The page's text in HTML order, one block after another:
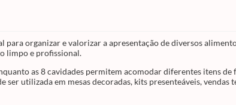
para organizar e valorizar a apresentação de diversos
limpo e profissional.
as 8 cavidades permitem acomodar diferentes itens
utilizada em mesas decoradas, kits presenteáveis,